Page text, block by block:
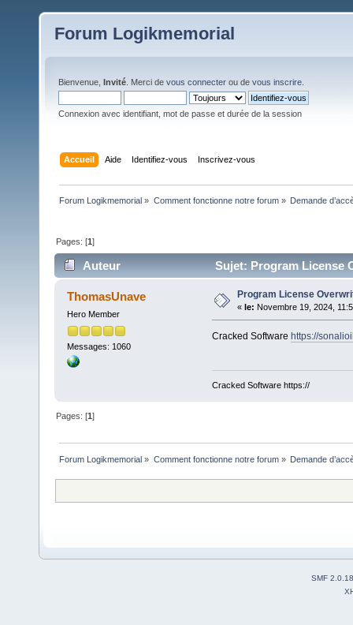
Forum Logikmemorial
Bienvenue, Invité . Merci de vous connecter ou de vous inscrire
Connexion avec identifiant, mot de passe et durée de la session
Accueil Aide Identifiez-vous Inscrivez-vous
Forum Logikmemorial » Comment fonctionne notre forum» Demande
Pages: [1]
Auteur Sujet: Program License
ThomasUnave
Hero Member
Messages: 1060
Program License
« le: Novembre 19, 2024,
Cracked Software https://
Cracked Software https://
Pages: [1]
Forum Logikmemorial » Comment fonctionne notre forum» Demande
SMF 2.0.18